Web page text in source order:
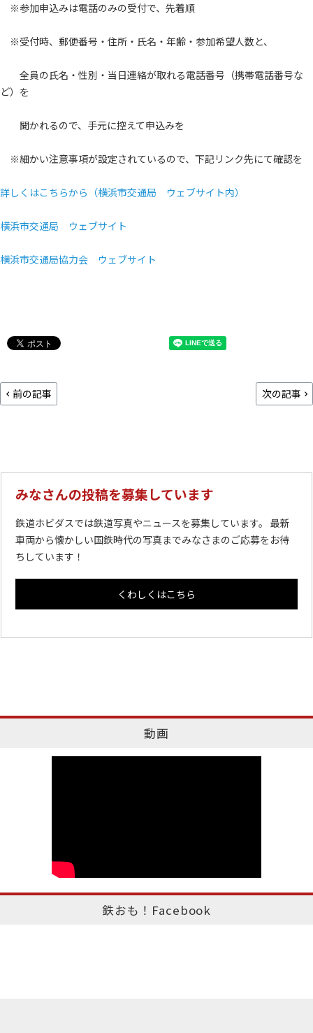
※参加申込みは電話のみの受付で、先着順
※受付時、郵便番号・住所・氏名・年齢・参加希望人数と、
全員の氏名・性別・当日連絡が取れる電話番号（携帯電話番号な
ど）を
聞かれるので、手元に控えて申込みを
※細かい注意事項が設定されているので、下記リンク先にて確認を
詳しくはこちらから（横浜市交通局 ウェブサイト内）
横浜市交通局 ウェブサイト
横浜市交通局協力会 ウェブサイト
前の記事 次の記事
みなさんの投稿を募集しています
鉄道ホビダスでは鉄道写真やニュースを募集しています。 最新
車両から懐かしい国鉄時代の写真までみなさまのご応募をお待
ちしています！
くわしくはこちら
動画
鉄おも！Facebook